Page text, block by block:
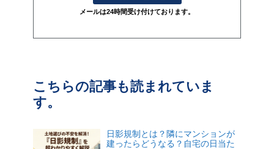
メールは24時間受け付けております。
こちらの記事も読まれていま
す。
日影規制とは？隣にマンションが
建ったらどうなる？自宅の日当た